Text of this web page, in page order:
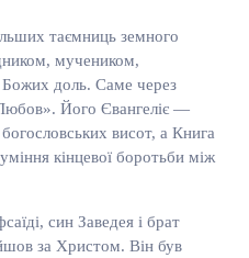
таємниць земного
мучеником,
Божих доль. Саме через
Його Євангеліє —
висот, а Книга
кінцевої боротьби між
син Заведея і брат
за Христом. Він був